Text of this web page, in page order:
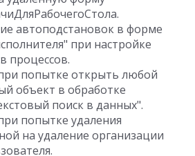
автоподстановок в форме
при настройке
процессов.
попытке открыть любой
объект в обработке
поиск в данных".
попытке удаления
на удаление организации